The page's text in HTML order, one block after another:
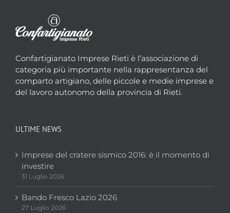
Confartigianato Imprese Rieti è l’associazione di
categoria più importante nella rappresentanza del
comparto artigiano, delle piccole e medie imprese e
del lavoro autonomo della provincia di Rieti.
ULTIME NEWS
Imprese del cratere sismico 2016: è il momento di
investire
31 Luglio 2026
Bando Fresco Lazio 2026
27 Luglio 2026